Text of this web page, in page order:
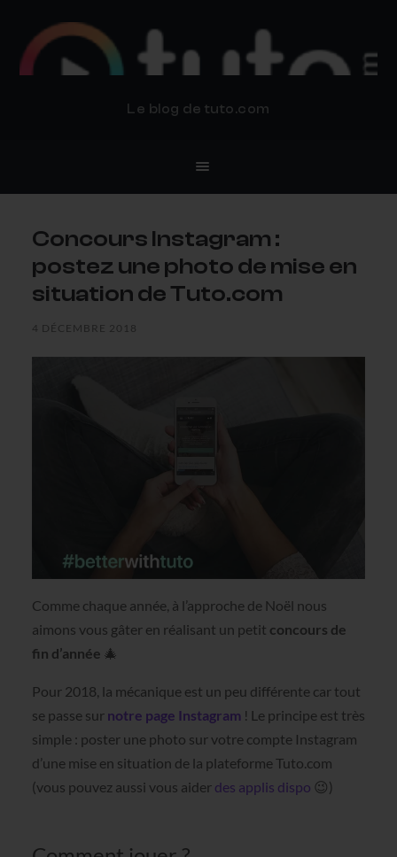
Le blog de tuto.com
Concours Instagram :
postez une photo de mise en
situation de Tuto.com
4 DÉCEMBRE 2018
Comme chaque année, à l’approche de Noël nous
aimons vous gâter en réalisant un petit concours de
fin d’année 🎄
Pour 2018, la mécanique est un peu différente car tout
se passe sur notre page Instagram ! Le principe est très
simple : poster une photo sur votre compte Instagram
d’une mise en situation de la plateforme Tuto.com
(vous pouvez aussi vous aider des applis dispo 😉)